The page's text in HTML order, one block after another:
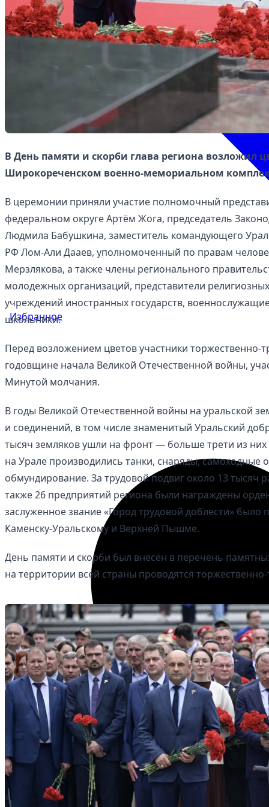
Избранное
В День памяти и скорби глава региона возложил
Широкореченском военно-мемориальном
В церемонии приняли участие полномочный
федеральном округе Артём Жога, председатель
Людмила Бабушкина, заместитель командующего
РФ Лом-Али Дааев, уполномоченный по правам
Мерзлякова, а также члены регионального
молодежных организаций, представители
учреждений иностранных государств,
школьники.
Перед возложением цветов участники
годовщине начала Великой Отечественной войны,
Минутой молчания.
В годы Великой Отечественной войны на уральской
и соединений, в том числе знаменитый Уральский
тысяч земляков ушли на фронт — больше трети из
на Урале производились танки, снаряды, самоходные
обмундирование. За трудовой подвиг около 13 тысяч
также 26 предприятий региона были награждены
заслуженное звание «Город трудовой доблести» было
Каменску-Уральскому и Верхней Пышме.
День памяти и скорби был внесён в перечень
на территории всей страны проводятся